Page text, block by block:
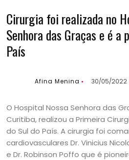
Cirurgia foi realizada no
Senhora das Graças e é a
País
Afina Menina 30/05/2022
O Hospital Nossa Senhora das
Curitiba, realizou a Primeira
do Sul do País. A cirurgia foi
cardiovasculares Dr. Vinicius
e Dr. Robinson Poffo que é